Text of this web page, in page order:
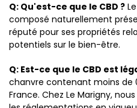
Q: Qu'est-ce que le CBD ?
composé naturellement
réputé pour ses propriétés
potentiels sur le bien-être.
Q: Est-ce que le CBD est
chanvre contenant moins de
France. Chez Le Marigny,